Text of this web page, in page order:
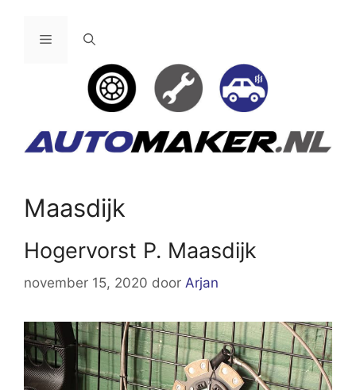
Menu
Maasdijk
Hogervorst P. Maasdijk
november 15, 2020 door Arjan